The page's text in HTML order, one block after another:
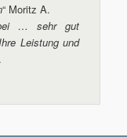
“ Moritz A.
… sehr gut
Leistung und